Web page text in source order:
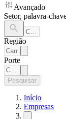
Avançado
Setor, palavra-
Região
Porte
Pesquisar
Início
Empresas